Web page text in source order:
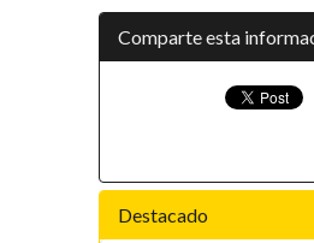
Comparte esta
Destacado